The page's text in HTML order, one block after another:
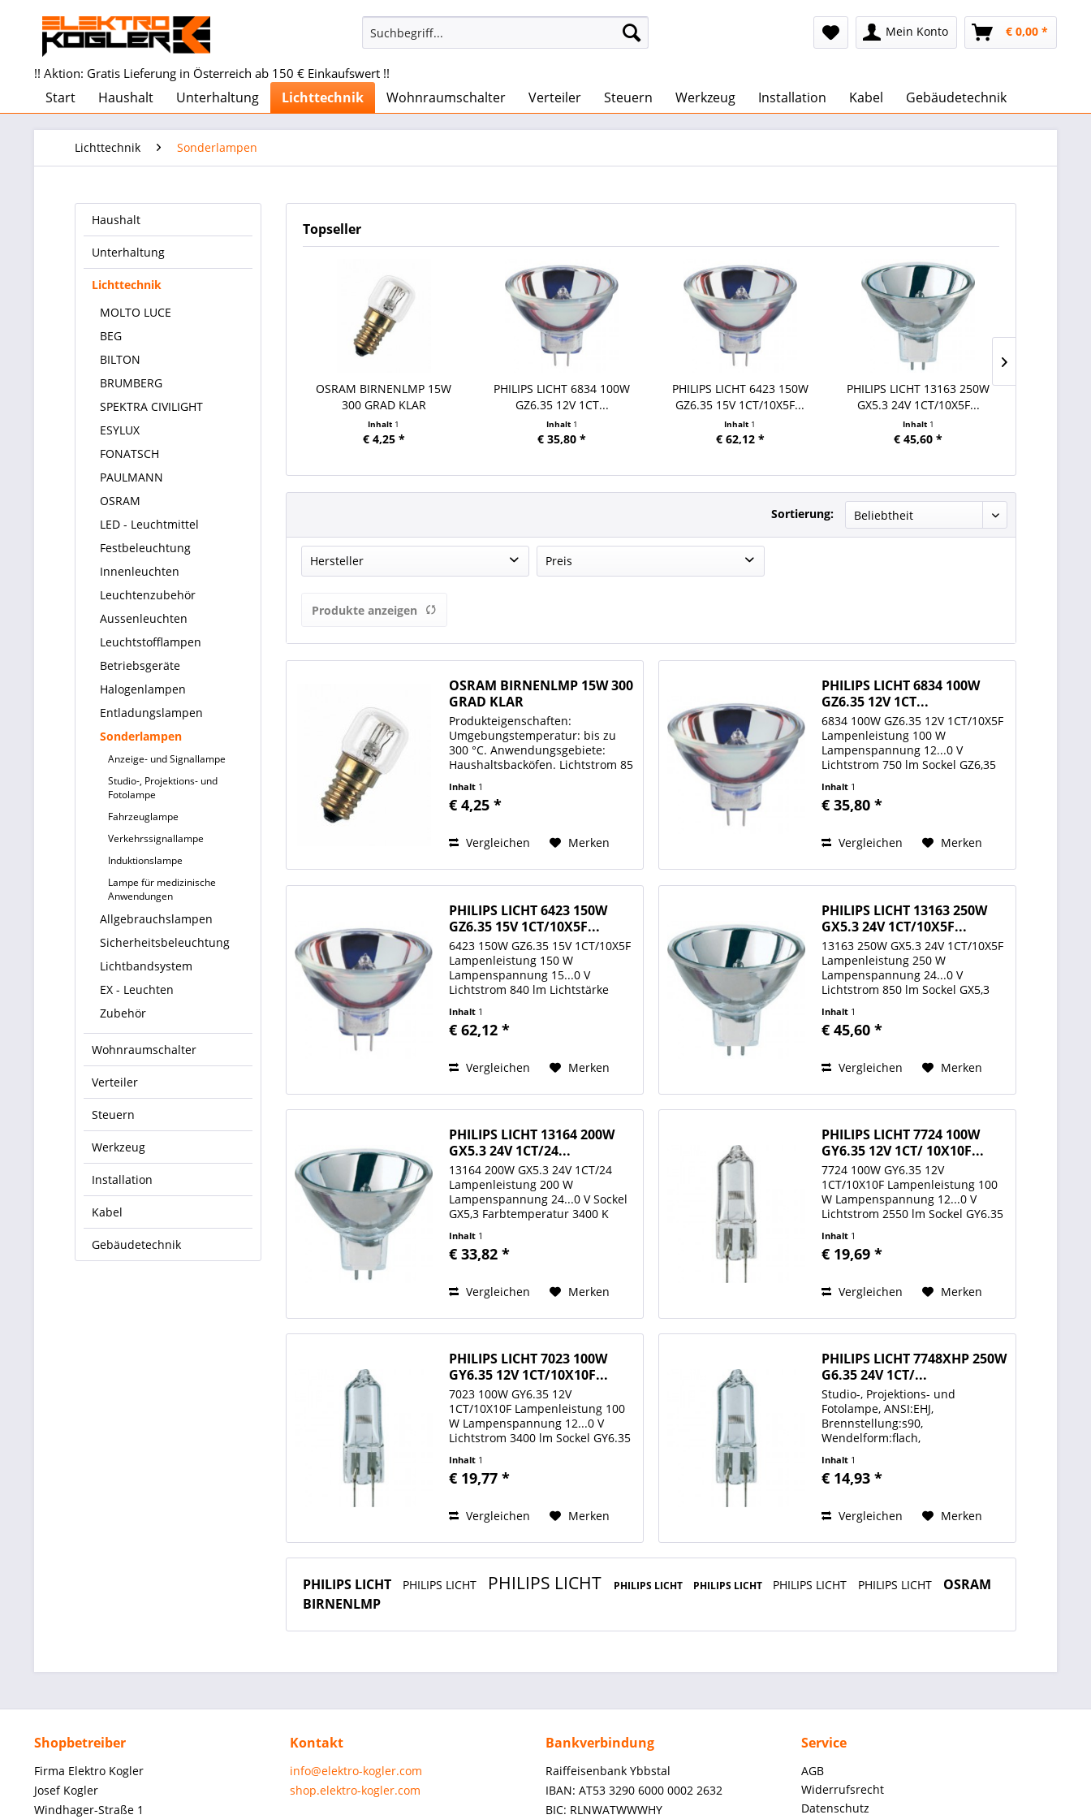
Mein Konto € 0,00 *
!! Aktion: Gratis Lieferung in Österreich ab 150 € Einkaufswert !!
Start Haushalt Unterhaltung Lichttechnik Wohnraumschalter Verteiler Steuern Werkzeug Installation Kabel Gebäudetechnik
Lichttechnik Sonderlampen
Haushalt
Unterhaltung
Lichttechnik
MOLTO LUCE
BEG
BILTON
BRUMBERG
SPEKTRA CIVILIGHT
ESYLUX
FONATSCH
PAULMANN
OSRAM
LED - Leuchtmittel
Festbeleuchtung
Innenleuchten
Leuchtenzubehör
Aussenleuchten
Leuchtstofflampen
Betriebsgeräte
Halogenlampen
Entladungslampen
Sonderlampen
Anzeige- und Signallampe
Studio-, Projektions- und
Fotolampe
Fahrzeuglampe
Verkehrssignallampe
Induktionslampe
Lampe für medizinische
Anwendungen
Allgebrauchslampen
Sicherheitsbeleuchtung
Lichtbandsystem
EX - Leuchten
Zubehör
Wohnraumschalter
Verteiler
Steuern
Werkzeug
Installation
Kabel
Gebäudetechnik
Topseller
OSRAM BIRNENLMP 15W
300 GRAD KLAR
Backofenlampe...
Inhalt 1
€ 4,25 *
PHILIPS LICHT 6834 100W
GZ6.35 12V 1CT...
Inhalt 1
€ 35,80 *
PHILIPS LICHT 6423 150W
GZ6.35 15V 1CT/10X5F...
Inhalt 1
€ 62,12 *
PHILIPS LICHT 13163 250W
GX5.3 24V 1CT/10X5F...
Inhalt 1
€ 45,60 *
Sortierung:
Hersteller
PHILIPS LICHT
Preis
Produkte anzeigen
OSRAM BIRNENLMP 15W 300
GRAD KLAR
Backofenlampe...
Produkteigenschaften:
Umgebungstemperatur: bis zu
300 °C. Anwendungsgebiete:
Haushaltsbacköfen. Lichtstrom 85
1000 h Energieeffizienzklasse E
Lampenleistung 15 W
Sockel E14...
Inhalt 1
€ 4,25 *
Vergleichen Merken
PHILIPS LICHT 6834 100W
GZ6.35 12V 1CT...
6834 100W GZ6.35 12V 1CT/10X5F
Lampenleistung 100 W
Lampenspannung 12...0 V
Lichtstrom 750 lm Sockel GZ6,35
Brennstellung s105 ANSI EFP
Reflektordurchmesser 50 mm
Glühlampe Hersteller...
Inhalt 1
€ 35,80 *
Vergleichen Merken
PHILIPS LICHT 6423 150W
GZ6.35 15V 1CT/10X5F...
6423 150W GZ6.35 15V 1CT/10X5F
Lampenleistung 150 W
Lampenspannung 15...0 V
Lichtstrom 840 lm Lichtstärke
Farbtemperatur 3400 K
Brennstellung s105 Wendelform
50 mm Cool Beam Ja...
Inhalt 1
€ 62,12 *
Vergleichen Merken
PHILIPS LICHT 13163 250W
GX5.3 24V 1CT/10X5F...
13163 250W GX5.3 24V 1CT/10X5F
Lampenleistung 250 W
Lampenspannung 24...0 V
Lichtstrom 850 lm Sockel GX5,3
Brennstellung s105 ANSI ELC
Wendelform Monoplane
Cool Beam Ja Technologie
Halogen...
Inhalt 1
€ 45,60 *
Vergleichen Merken
PHILIPS LICHT 13164 200W
GX5.3 24V 1CT/24...
13164 200W GX5.3 24V 1CT/24
Lampenleistung 200 W
Lampenspannung 24...0 V Sockel
GX5,3 Farbtemperatur 3400 K
Wendelform Monoplane
Reflektordurchmesser 50 mm
Halogen Hersteller PHILIPS...
Inhalt 1
€ 33,82 *
Vergleichen Merken
PHILIPS LICHT 7724 100W
GY6.35 12V 1CT/ 10X10F...
7724 100W GY6.35 12V
1CT/10X10F Lampenleistung 100
W Lampenspannung 12...0 V
Lichtstrom 2550 lm Sockel GY6.35
Brennstellung s90 ANSI EVA
Wendelform Monoplane
Lichtpunkthöhe 30 mm...
Inhalt 1
€ 19,69 *
Vergleichen Merken
PHILIPS LICHT 7023 100W
GY6.35 12V 1CT/10X10F...
7023 100W GY6.35 12V
1CT/10X10F Lampenleistung 100
W Lampenspannung 12...0 V
Lichtstrom 3400 lm Sockel GY6.35
Brennstellung beliebig ANSI FCR
Wendelform Monoplane
Lichtpunkthöhe 30 mm...
Inhalt 1
€ 19,77 *
Vergleichen Merken
PHILIPS LICHT 7748XHP 250W
G6.35 24V 1CT/...
Studio-, Projektions- und
Fotolampe, ANSI:EHJ,
Brennstellung:s90,
Wendelform:flach,
Technologie:Halogen,
Lampenspannung:24V,
Leistung:250W, Sockel:G6,35,
Lampenleistung:250W, Cool
Beam:nein...
Inhalt 1
€ 14,93 *
Vergleichen Merken
PHILIPS LICHT PHILIPS LICHT PHILIPS LICHT PHILIPS LICHT PHILIPS LICHT PHILIPS LICHT PHILIPS LICHT
OSRAM
BIRNENLMP
Shopbetreiber
Firma Elektro Kogler
Josef Kogler
Windhager-Straße 1
Kontakt
info@elektro-kogler.com
shop.elektro-kogler.com
Bankverbindung
Raiffeisenbank Ybbstal
IBAN: AT53 3290 6000 0002 2632
BIC: RLNWATWWWHY
Service
AGB
Widerrufsrecht
Datenschutz